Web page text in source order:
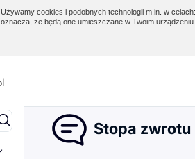
Używamy cookies i podobnych technologii m.in. w
oznacza, że będą one umieszczane w Twoim
Stopa